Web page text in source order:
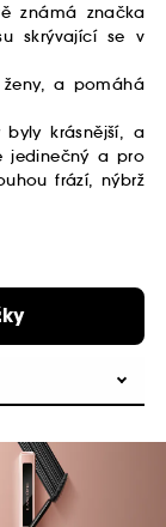
známá značka
skrývající se v
ženy, a pomáhá
byly krásnější, a
jedinečný a pro
frází, nýbrž